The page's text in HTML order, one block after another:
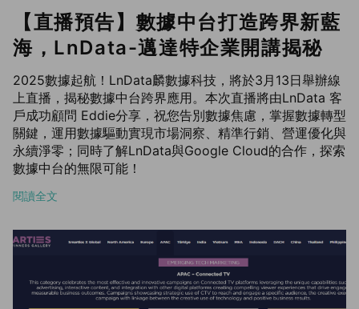
【直播預告】數據中台打造跨界新藍
海，LnData-邁達特企業開講揭秘
2025數據起航！LnData麟數據科技，將於3月13日舉辦線
上直播，揭秘數據中台跨界應用。本次直播將由LnData 客
戶成功顧問 Eddie分享，祝您告別數據焦慮，掌握數據轉型
關鍵，運用數據驅動實現市場洞察、精準行銷、營運優化與
永續淨零；同時了解LnData與Google Cloud的合作，探索
數據中台的無限可能！
閱讀全文